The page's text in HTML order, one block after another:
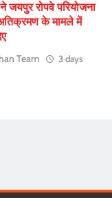
जयपुर रोपवे परियोजना
अतिक्रमण के मामले में
Team
3 days